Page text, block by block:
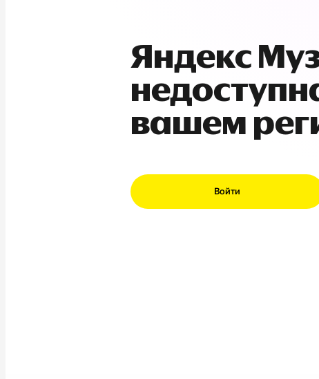
Яндекс
вашем
Войти